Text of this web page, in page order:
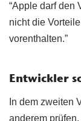
“Apple darf den
nicht die
vorenthalten.”
Entwickler
In dem zweiten
anderem